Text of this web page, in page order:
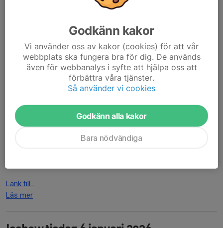
föreningen har tidigare erfarenhet av.
Träningsrekommendationer för åkare på olika nivåer
Åkare...
Läs mer
Tävlingsanmälan System 1 Piteå v13
28 feb, 11:26
0 kommentarer
Sista system 1-tävlingen för säsongen hålls i Piteå lördag 28/3
(v13). Vi har inte tidigare haft ute info om denna tävling men nu
Länk till...
Läs mer
Godkänn kakor
Vi använder oss av kakor (cookies) för att vår
webbplats ska fungera bra för dig. De används
även för webbanalys i syfte att hjälpa oss att
förbättra våra tjänster.
Så använder vi cookies
Godkänn alla kakor
Bara nödvändiga